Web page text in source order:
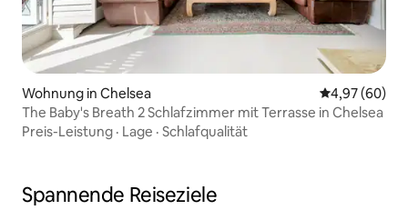
Wohnung in Chelsea
4,97 (60)
The Baby's Breath 2 Schlafzimmer mit Terrasse in Chelsea
Preis-Leistung · Lage · Schlafqualität
Spannende Reiseziele